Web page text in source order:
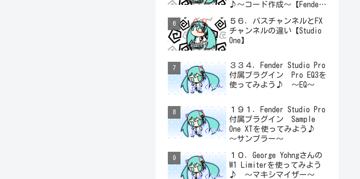
♪～コード作成～【Fender
５６．バスチャンネルとFX
チャンネルの違い【Studio
One】
３３４．Fender Studio Pro
付属プラグイン Pro EQ3を
使ってみよう♪ ～EQ～
１９１．Fender Studio Pro
付属プラグイン Sample
One XTを使ってみよう♪
～サンプラー～
１０．George Yohngさんの
W1 Limiterを使ってみよう
♪ ～マキシマイザー～